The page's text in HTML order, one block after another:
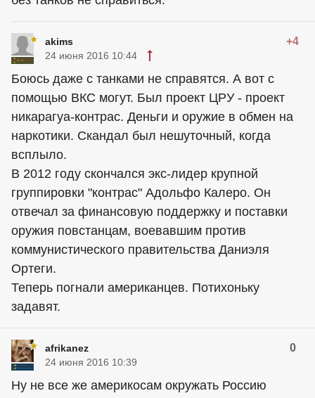
akims +4
24 июня 2016 10:44
Боюсь даже с танками не справятся. А вот с
помощью ВКС могут. Был проект ЦРУ - проект
никарагуа-контрас. Деньги и оружие в обмен на
наркотики. Скандал был нешуточный, когда
всплыло.
В 2012 году скончался экс-лидер крупной
группировки "контрас" Адольфо Калеро. Он
отвечал за финансовую поддержку и поставки
оружия повстанцам, воевавшим против
коммунистического правительства Даниэля
Ортеги.
Теперь погнали американцев. Потихоньку
задавят.
afrikanez 0
24 июня 2016 10:39
Ну не все же америкосам окружать Россию